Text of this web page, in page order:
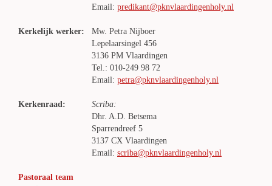
Email: predikant@pknvlaardingenholy.nl
Kerkelijk werker:
Mw. Petra Nijboer
Lepelaarsingel 456
3136 PM Vlaardingen
Tel.: 010-249 98 72
Email: petra@pknvlaardingenholy.nl
Kerkenraad:
Scriba:
Dhr. A.D. Betsema
Sparrendreef 5
3137 CX Vlaardingen
Email: scriba@pknvlaardingenholy.nl
Pastoraal team